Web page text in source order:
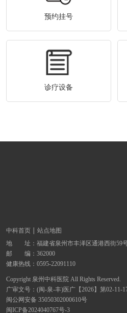
预约挂号
诊疗设备
中科首页
站点地图
地 址： 福建省泉州市丰泽区通港西街59
邮 编：362000
健康热线： 0595-22091110
Copyright 泉州中科医院 All Rights Reserved.
广审文号：(闽-泉-丰)医广【2026】第02-11-
闽公网安备 35050302000610号
闽ICP备2024040767号-3